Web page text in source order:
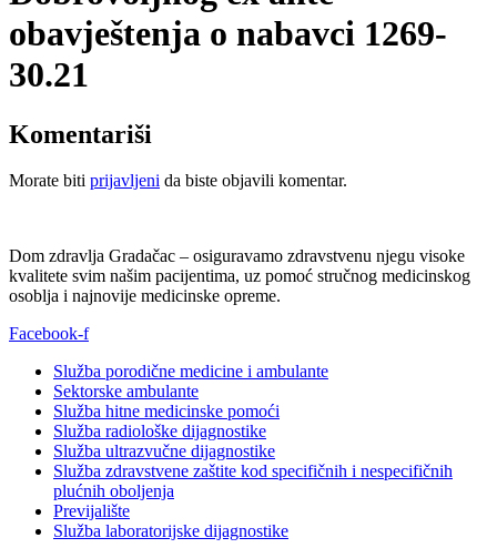
obavještenja o nabavci 1269-
30.21
Komentariši
Morate biti prijavljeni da biste objavili komentar.
Dom zdravlja Gradačac – osiguravamo zdravstvenu njegu visoke
kvalitete svim našim pacijentima, uz pomoć stručnog medicinskog
osoblja i najnovije medicinske opreme.
Facebook-f
Služba porodične medicine i ambulante
Sektorske ambulante
Služba hitne medicinske pomoći
Služba radiološke dijagnostike
Služba ultrazvučne dijagnostike
Služba zdravstvene zaštite kod specifičnih i nespecifičnih
plućnih oboljenja
Previjalište
Služba laboratorijske dijagnostike